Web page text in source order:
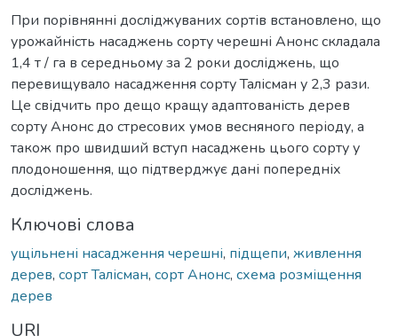
При порівнянні досліджуваних сортів встановлено, що
урожайність насаджень сорту черешні Анонс складала
1,4 т / га в середньому за 2 роки досліджень, що
перевищувало насадження сорту Талісман у 2,3 рази.
Це свідчить про дещо кращу адаптованість дерев
сорту Анонс до стресових умов весняного періоду, а
також про швидший вступ насаджень цього сорту у
плодоношення, що підтверджує дані попередніх
досліджень.
Ключові слова
ущільнені насадження черешні, підщепи, живлення
дерев, сорт Талісман, сорт Анонс, схема розміщення
дерев
URI